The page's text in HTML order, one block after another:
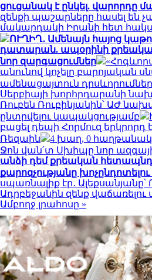
ցուցանակ է ընկել. վարորդը
զենքի պաշարները հասել են
մակարդակի Իրանի հետ
ՈՒՂԻՂ․ Ամենայն հայոց
դատարան. ապօրինի
նոր զարգացումներ
անունով կոչելը բարոյական
ամենացայտուն
Սերբիայի խորհրդարանի
Ռուբեն Ռուբինյանին՝ ԱԺ
ընտրվելու կապակցությամբ
բացել դեպի Հորմուզ երկրորդ
Ռեզաին
4 խաղ, 0
Ջոն վան՛տ Սխիպը նոր
անձի դեմ քրեական
քարոզչությանը խոչընդոտելու
սպառնալիք էր․
Ադրբեջանին զենք վաճառելու
Ամբողջ լրահոսը »